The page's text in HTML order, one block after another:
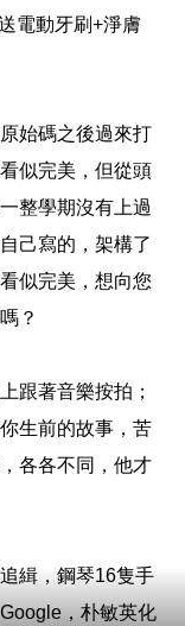
電動牙刷+淨膚
始碼之後過來打
似完美，但從頭
整學期沒有上過
己寫的，架構了
似完美，想向您
？
跟著音樂按拍；
生前的故事，苦
各各不同，他才
緝，鋼琴16隻手
，朴敏英化